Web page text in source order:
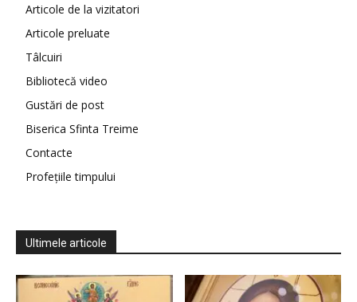
Articole de la vizitatori
Articole preluate
Tâlcuiri
Bibliotecă video
Gustări de post
Biserica Sfinta Treime
Contacte
Profețiile timpului
Ultimele articole